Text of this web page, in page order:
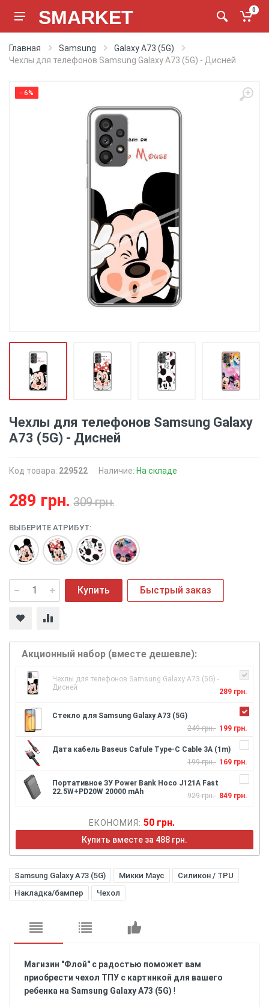
SMARKET 0
Главная Samsung
Galaxy A73 (5G)
Чехлы для телефонов Samsung Galaxy A73 (5G) - Дисней
- 6%
Чехлы для телефонов Samsung Galaxy
A73 (5G) - Дисней
Код товара: 229522 Наличие: На складе
289 грн.309 грн.
ВЫБЕРИТЕ АТРИБУТ:
Купить Быстрый заказ
Акционный набор (вместе дешевле):
Чехлы для телефонов Samsung Galaxy A73 (5G) -
Дисней
289 грн.
Стекло для Samsung Galaxy A73 (5G)
249 грн. 199 грн.
Дата кабель Baseus Cafule Type-C Cable 3A (1m)
199 грн. 169 грн.
Портативное ЗУ Power Bank Hoco J121A Fast
22.5W+PD20W 20000 mAh
929 грн. 849 грн.
ЕКОНОМИЯ: 50 грн.
Купить вместе за 488 грн.
Samsung Galaxy A73 (5G) Микки Маус
Силикон / TPU
Накладка/бампер
Чехол
Магизин "Флой" с радостью поможет вам
приобрести чехол ТПУ с картинкой для вашего
ребенка на Samsung Galaxy A73 (5G) !